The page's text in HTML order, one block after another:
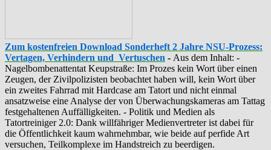
Zum kostenfreien Download Sonderheft 2 Jahre NSU-Prozess:
Vertagen, Verhindern und Vertuschen - Aus dem Inhalt: -
‪Nagelbombenattentat‬ ‎Keupstraße‬: Im Prozes kein Wort über einen
Zeugen, der Zivilpolizisten beobachtet haben will, kein Wort über
ein zweites Fahrrad mit Hardcase am Tatort und nicht einmal
ansatzweise eine Analyse der von Überwachungskameras am Tattag
festgehaltenen Auffälligkeiten. - Politik und Medien als
‪Tatortreiniger‬ 2.0: Dank willfähriger Medienvertreter ist dabei für
die Öffentlichkeit kaum wahrnehmbar, wie beide auf perfide Art
versuchen, Teilkomplexe im Handstreich zu beerdigen.